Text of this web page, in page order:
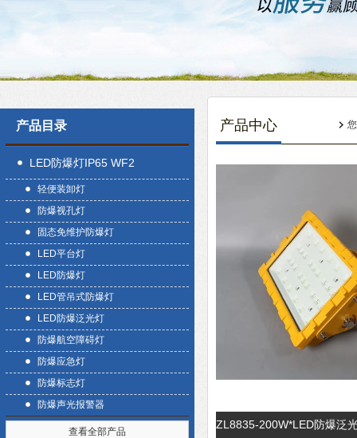
产品目录
LED防爆灯IP65 WF2
轻便装卸灯
防爆视孔灯
固态免维护防爆灯
LED平台灯
LED防爆灯
LED管吊式防爆灯
LED防爆泛光灯
防爆航空障碍灯
防爆应急灯
防爆标志灯
防爆声光报警器
查看全部产品
产品中心
ZL8835-200W*LED防爆泛